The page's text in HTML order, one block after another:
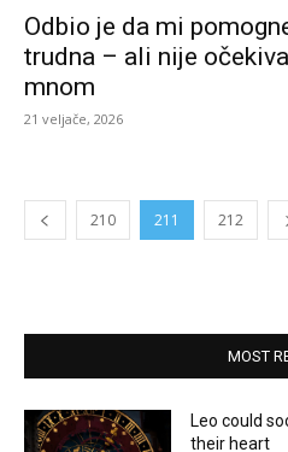
Odbio je da mi
trudna – ali nije
mnom
21 veljače, 2026
210 211 212
MOST
Leo could
their heart